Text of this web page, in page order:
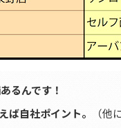
るんです！
ば自社ポイント。
（他